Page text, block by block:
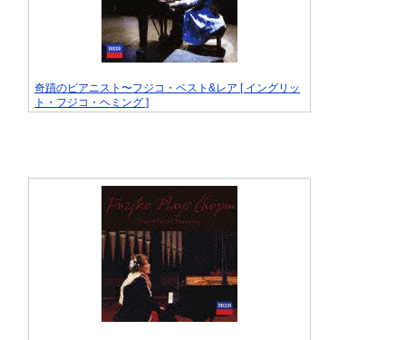
奇蹟のピアニスト〜フジコ・ベスト&レア [ イングリッ
ト・フジコ・ヘミング ]